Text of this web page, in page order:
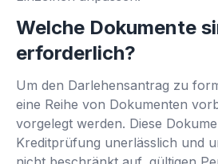
Welche Dokumente
erforderlich?
Um den Darlehensantrag zu
eine Reihe von Dokumenten
vorgelegt werden. Diese
Kreditprüfung unerlässlich und